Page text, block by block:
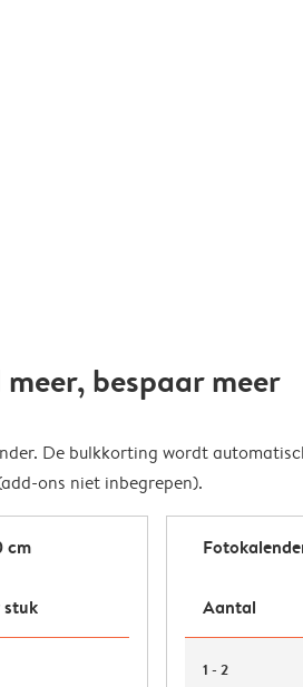
meer, bespaar meer
De bulkkorting wordt
ons niet inbegrepen).
cm
stuk Aantal
1 - 2